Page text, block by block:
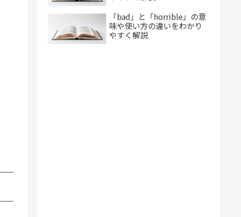
「bad」と「horrible」の意
味や使い方の違いをわかり
やすく解説